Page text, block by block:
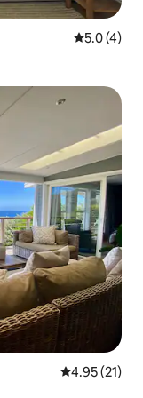
औसत रेटिंग 5
5.0 (4)
औसत रेटिंग 5 में
4.95 (21)